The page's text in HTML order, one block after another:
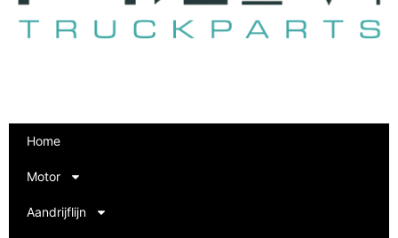
Home
Motor
Aandrijflijn